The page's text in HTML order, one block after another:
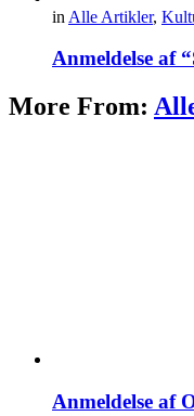
in Alle Artikler,
Anmeldelse af
More From:
Anmeldelse af